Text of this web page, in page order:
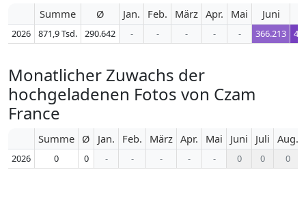
Summe Ø Jan. Feb. März Apr. Mai Juni
2026 871,9 Tsd. 290.642 - - - - - 366.213
Monatlicher Zuwachs der
hochgeladenen Fotos von Czam
France
Summe Ø Jan. Feb. März Apr. Mai Juni Juli Aug.
2026 0 0 - - - - - 0 0 0